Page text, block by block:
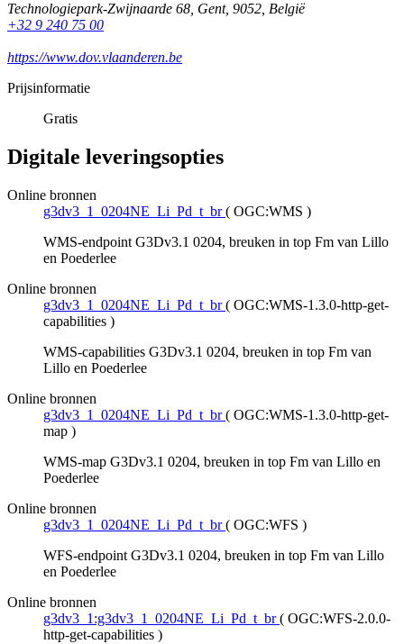
Technologiepark-Zwijnaarde 68, Gent, 9052, België
+32 9 240 75 00
https://www.dov.vlaanderen.be
Prijsinformatie
Gratis
Digitale leveringsopties
Online bronnen
g3dv3_1_0204NE_Li_Pd_t_br ( OGC:WMS )
WMS-endpoint G3Dv3.1 0204, breuken in top Fm van Lillo
en Poederlee
Online bronnen
g3dv3_1_0204NE_Li_Pd_t_br ( OGC:WMS-1.3.0-http-get-
capabilities )
WMS-capabilities G3Dv3.1 0204, breuken in top Fm van
Lillo en Poederlee
Online bronnen
g3dv3_1_0204NE_Li_Pd_t_br ( OGC:WMS-1.3.0-http-get-
map )
WMS-map G3Dv3.1 0204, breuken in top Fm van Lillo en
Poederlee
Online bronnen
g3dv3_1_0204NE_Li_Pd_t_br ( OGC:WFS )
WFS-endpoint G3Dv3.1 0204, breuken in top Fm van Lillo
en Poederlee
Online bronnen
g3dv3_1:g3dv3_1_0204NE_Li_Pd_t_br ( OGC:WFS-2.0.0-
http-get-capabilities )